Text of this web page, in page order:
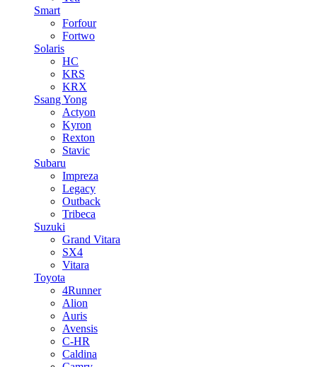
Smart
Forfour
Fortwo
Solaris
HC
KRS
KRX
Ssang Yong
Actyon
Kyron
Rexton
Stavic
Subaru
Impreza
Legacy
Outback
Tribeca
Suzuki
Grand Vitara
SX4
Vitara
Toyota
4Runner
Alion
Auris
Avensis
C-HR
Caldina